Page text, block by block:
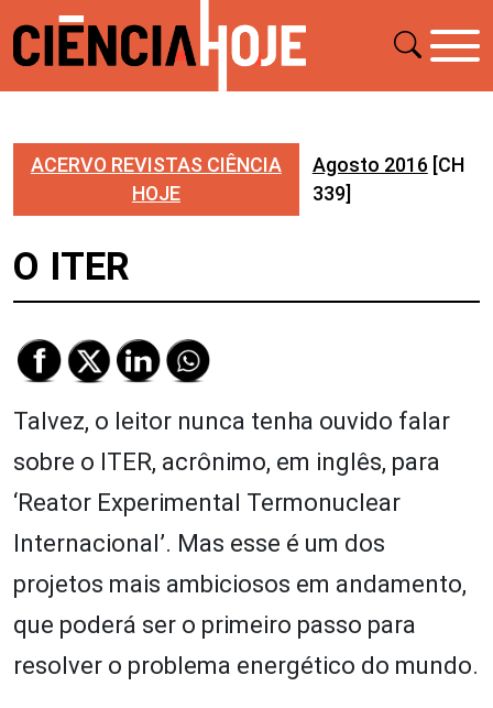
ACERVO REVISTAS CIÊNCIA
HOJE
Agosto 2016 [CH
339]
O ITER
Talvez, o leitor nunca tenha ouvido falar
sobre o ITER, acrônimo, em inglês, para
‘Reator Experimental Termonuclear
Internacional’. Mas esse é um dos
projetos mais ambiciosos em andamento,
que poderá ser o primeiro passo para
resolver o problema energético do mundo.